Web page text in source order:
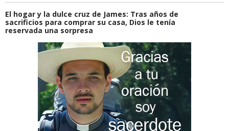
El hogar y la dulce cruz de James: Tras años de
sacrificios para comprar su casa, Dios le tenía
reservada una sorpresa